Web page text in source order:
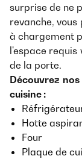
surprise de ne
revanche, vous
à chargement
l'espace
de la porte.
Découvrez
cuisine :
Hotte
Four
Plaque de